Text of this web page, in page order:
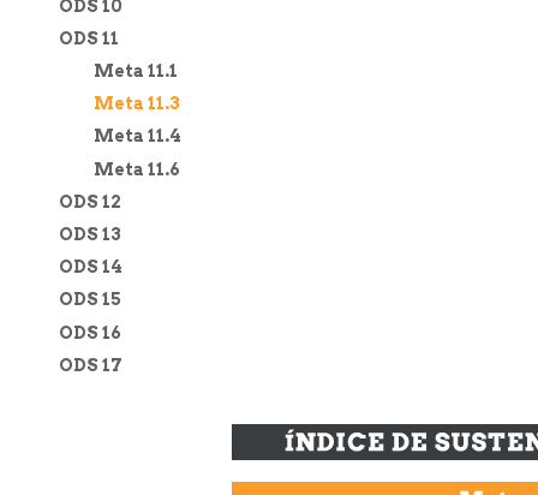
ODS 10
ODS 11
Meta 11.1
Meta 11.3
Meta 11.4
Meta 11.6
ODS 12
ODS 13
ODS 14
ODS 15
ODS 16
ODS 17